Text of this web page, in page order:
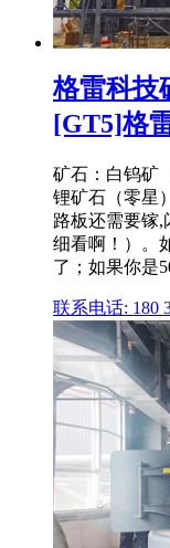
格雷科技
[GT5]格
矿石：白钨矿
锂矿石（零星
路板还需要镓
细看啊！）。
了；如果你是
联系电话: 180